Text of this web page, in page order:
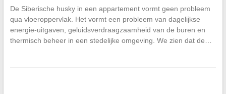
De Siberische husky in een appartement vormt geen probleem
qua vloeroppervlak. Het vormt een probleem van dagelijkse
energie-uitgaven, geluidsverdraagzaamheid van de buren en
thermisch beheer in een stedelijke omgeving. We zien dat de…